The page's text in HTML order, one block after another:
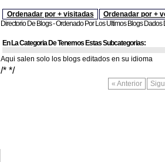
Ordenadar por + visitadas
Ordenadar por +
Directorio De Blogs - Ordenado Por Los Ultimos Blogs Dados
En La Categoria De Tenemos Estas Subcategorias:
Aqui salen solo los blogs editados en su idioma
/* */
« Anterior